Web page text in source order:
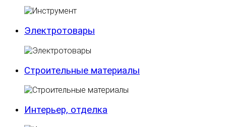
Электротовары
Строительные материалы
Интерьер, отделка